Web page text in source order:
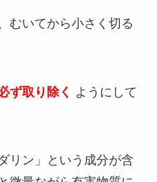
むいてから小さく切る
ず取り除く ようにして
リン」という成分が含